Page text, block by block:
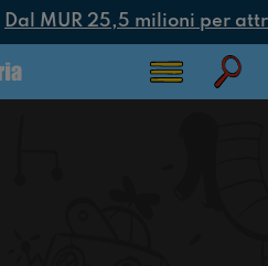
Dal MUR 25,5 milioni per